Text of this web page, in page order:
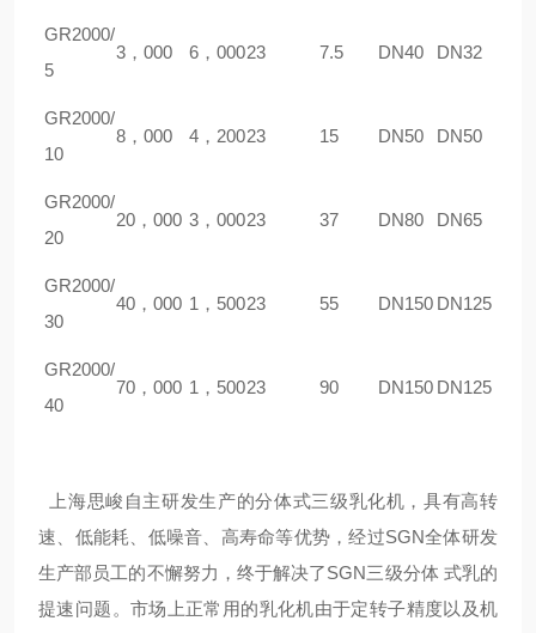
GR2000/
5
3，000 6，00023 7.5 DN40 DN32
GR2000/
10
8，000 4，20023 15 DN50 DN50
GR2000/
20
20，000 3，00023 37 DN80 DN65
GR2000/
30
40，000 1，50023 55 DN150 DN125
GR2000/
40
70，000 1，50023 90 DN150 DN125
上海思峻 自主研发生产的分体式三级乳化机，具有高转
速、低能耗、低噪音、高寿命等优势，经过SGN全体研发
生产部员工的不懈努力，终于解决了SGN三级分体 式乳的
提速问题。市场上正常用的乳化机由于定转子精度以及机